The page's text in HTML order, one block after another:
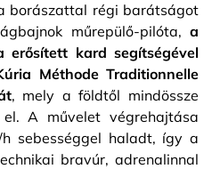
borászattal régi barátságot
műrepülő-pilóta, a
erősített kard segítségével
Méthode Traditionnelle
, mely a földtől mindössze
A művelet végrehajtása
sebességgel haladt, így a
bravúr, adrenalinnal